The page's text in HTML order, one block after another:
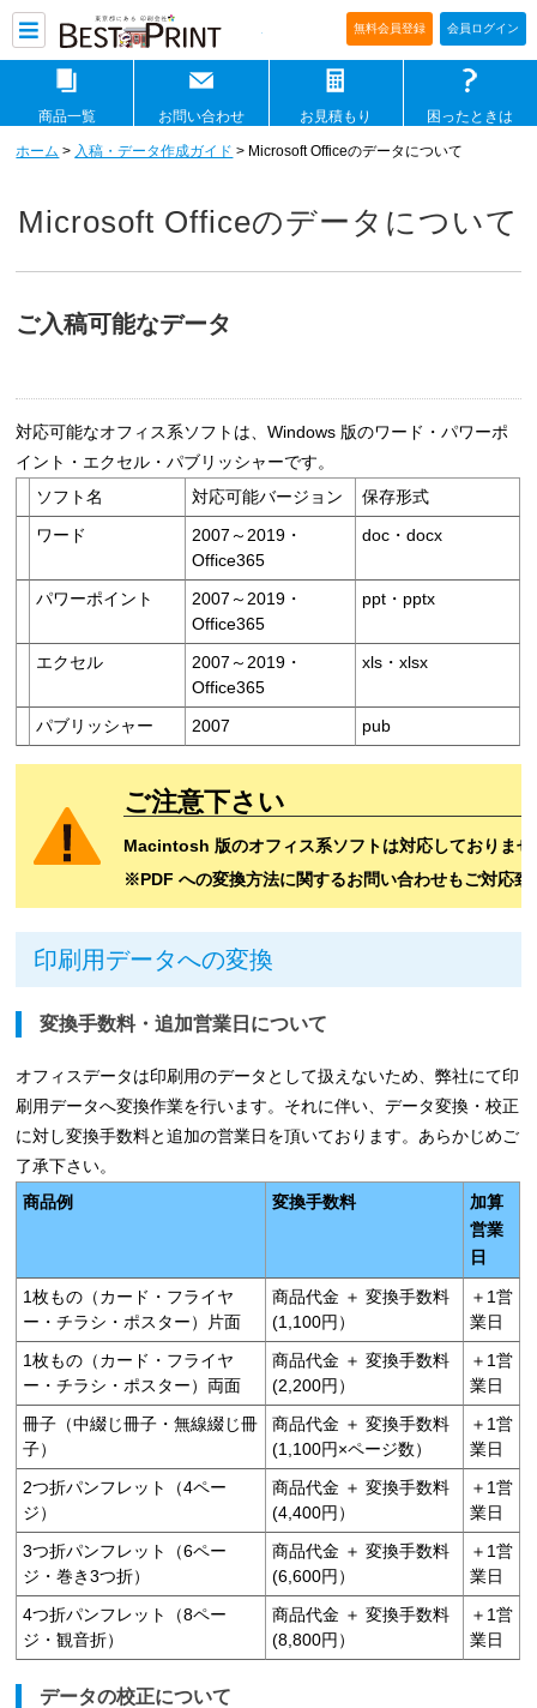
印刷通販ベストプリントベストプリ
無料会員登録 会員ログイン
商品一覧 お問い合わせ お見積もり 困ったときは
ホーム > 入稿・データ作成ガイド > Microsoft Officeのデータについて
Microsoft Officeのデータについて
ご入稿可能なデータ
対応可能なオフィス系ソフトは、Windows 版のワード・パワーポ
イント・エクセル・パブリッシャーです。
ソフト名
対応可能バージョン
保存形式
ワード
2007～2019・
Office365
doc・docx
パワーポイント
2007～2019・
Office365
ppt・pptx
エクセル
2007～2019・
Office365
xls・xlsx
パブリッシャー 2007 pub
ご注意下さい
Macintosh 版のオフィス系ソフトは対応しておりま
※PDF への変換方法に関するお問い合わせもご対応
印刷用データへの変換
変換手数料・追加営業日について
オフィスデータは印刷用のデータとして扱えないため、弊社にて印
刷用データへ変換作業を行います。それに伴い、データ変換・校正
に対し変換手数料と追加の営業日を頂いております。あらかじめご
了承下さい。
商品例
変換手数料
加算
営業
日
1枚もの（カード・フライヤ
ー・チラシ・ポスター）片面
商品代金 ＋ 変換手数料
(1,100円）
＋1営
業日
1枚もの（カード・フライヤ
ー・チラシ・ポスター）両面
商品代金 ＋ 変換手数料
(2,200円）
＋1営
業日
冊子（中綴じ冊子・無線綴じ冊
子）
商品代金 ＋ 変換手数料
(1,100円×ページ数）
＋1営
業日
2つ折パンフレット（4ペー
ジ）
商品代金 ＋ 変換手数料
(4,400円）
＋1営
業日
3つ折パンフレット（6ペー
ジ・巻き3つ折）
商品代金 ＋ 変換手数料
(6,600円）
＋1営
業日
4つ折パンフレット（8ペー
ジ・観音折）
商品代金 ＋ 変換手数料
(8,800円）
＋1営
業日
データの校正について